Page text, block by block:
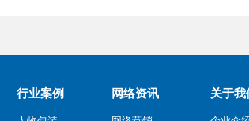
行业案例 网络资讯 关于我